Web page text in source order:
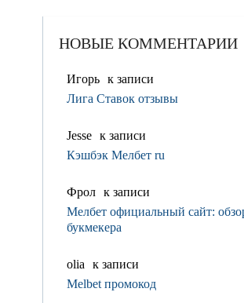
НОВЫЕ КОММЕНТАРИИ
Игорь к записи
Лига Ставок отзывы
Jesse к записи
Кэшбэк Мелбет ru
Фрол к записи
Мелбет официальный сайт:
букмекера
olia
к записи
Melbet промокод